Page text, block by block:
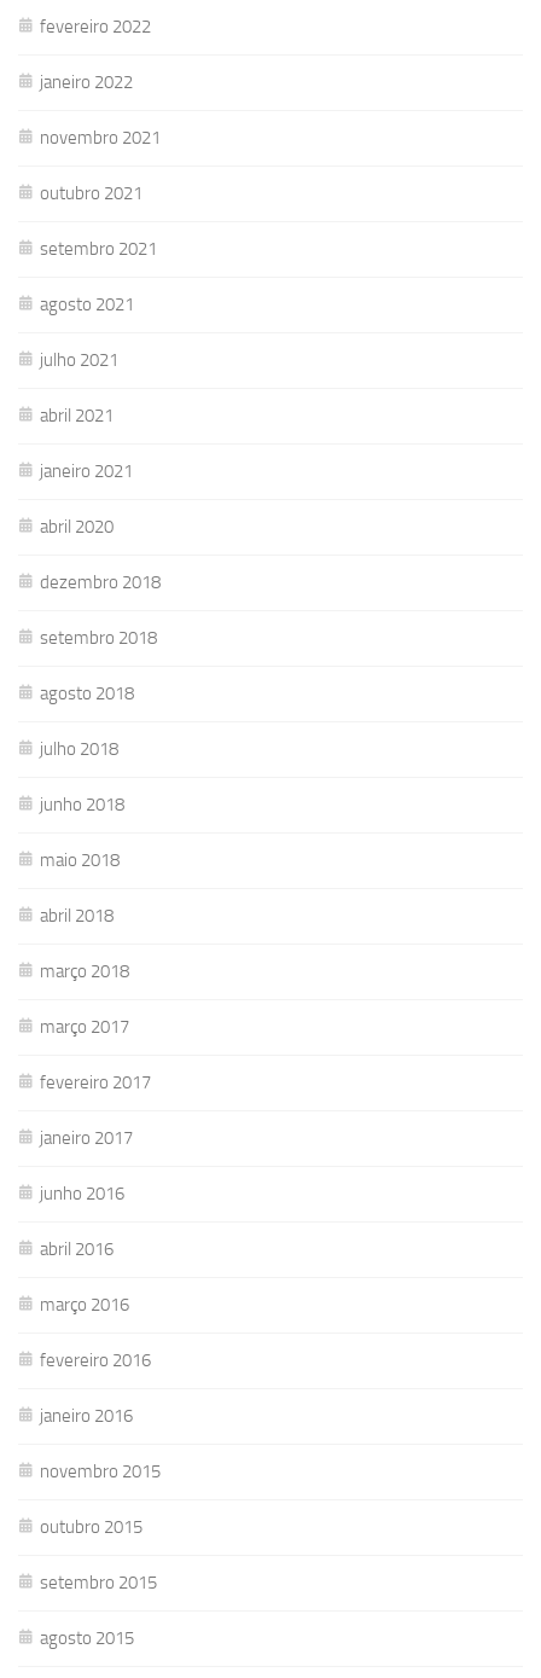
fevereiro 2022
janeiro 2022
novembro 2021
outubro 2021
setembro 2021
agosto 2021
julho 2021
abril 2021
janeiro 2021
abril 2020
dezembro 2018
setembro 2018
agosto 2018
julho 2018
junho 2018
maio 2018
abril 2018
março 2018
março 2017
fevereiro 2017
janeiro 2017
junho 2016
abril 2016
março 2016
fevereiro 2016
janeiro 2016
novembro 2015
outubro 2015
setembro 2015
agosto 2015